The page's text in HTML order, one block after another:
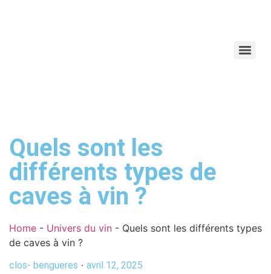
Quels sont les
différents types de
caves à vin ?
Home - Univers du vin - Quels sont les différents types
de caves à vin ?
clos- bengueres avril 12, 2025